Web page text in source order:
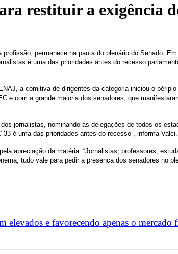
restituir a exigência
permanece na pauta do plenário do Senado.
é uma das prioridades antes do recesso
a comitiva de dirigentes da categoria iniciou o
e com a grande maioria dos senadores, que
jornalistas, nominando as delegações de todos os
é uma das prioridades antes do recesso”, informa Valci.
apreciação da matéria. “Jornalistas, professores,
tudo vale para pedir a presença dos senadores no
elevados e favorecendo apenas o mercado